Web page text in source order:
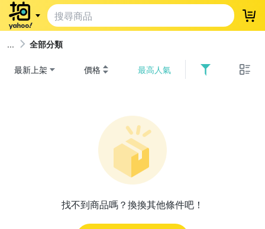
登
全部分類
最新上架 價格 最高人氣
找不到商品嗎？換換其他條件吧！